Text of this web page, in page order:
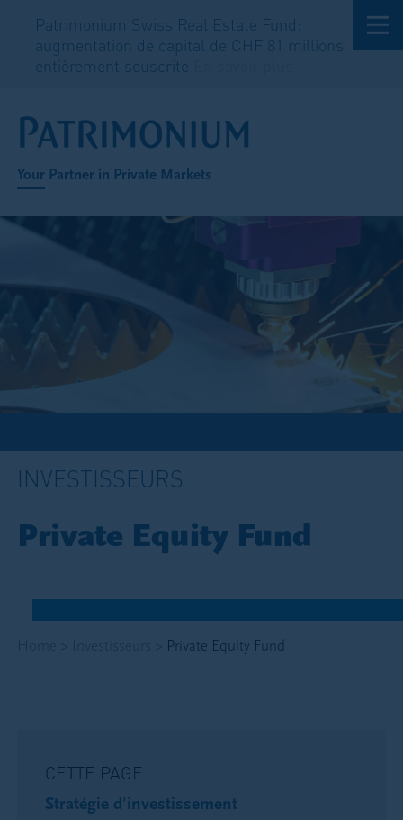
Patrimonium Swiss Real Estate Fund:
augmentation de capital de CHF 81 millions
entièrement souscriteEn savoir plus
Your Partner in Private Markets
INVESTISSEURS
Private Equity Fund
Private Equity Fund
CETTE PAGE
Stratégie d'investissement